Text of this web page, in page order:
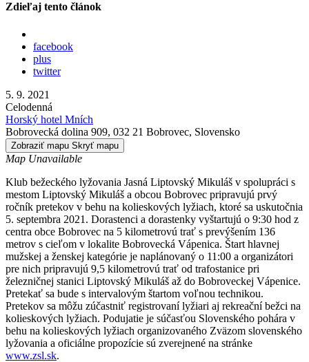
Zdieľaj tento článok
facebook
plus
twitter
5. 9. 2021
Celodenná
Horský hotel Mních
Bobrovecká dolina 909, 032 21 Bobrovec, Slovensko
Zobraziť mapu Skryť mapu
Map Unavailable
Klub bežeckého lyžovania Jasná Liptovský Mikuláš v spolupráci s
mestom Liptovský Mikuláš a obcou Bobrovec pripravujú prvý
ročník pretekov v behu na kolieskových lyžiach, ktoré sa uskutočnia
5. septembra 2021. Dorastenci a dorastenky vyštartujú o 9:30 hod z
centra obce Bobrovec na 5 kilometrovú trať s prevýšením 136
metrov s cieľom v lokalite Bobrovecká Vápenica. Štart hlavnej
mužskej a ženskej kategórie je naplánovaný o 11:00 a organizátori
pre nich pripravujú 9,5 kilometrovú trať od trafostanice pri
železničnej stanici Liptovský Mikuláš až do Bobroveckej Vápenice.
Pretekať sa bude s intervalovým štartom voľnou technikou.
Pretekov sa môžu zúčastniť registrovaní lyžiari aj rekreační bežci na
kolieskových lyžiach. Podujatie je súčasťou Slovenského pohára v
behu na kolieskových lyžiach organizovaného Zväzom slovenského
lyžovania a oficiálne propozície sú zverejnené na stránke
www.zsl.sk.